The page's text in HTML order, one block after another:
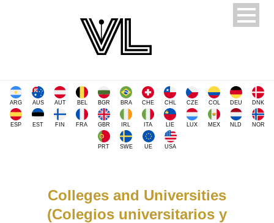
ARG AUS AUT BEL BGR BRA CHE CHL CZE COL DEU DNK
ESP EST FIN FRA GBR IRL ITA LIE LUX MEX NLD NOR
PRT SWE UE USA
Colleges and Universities
(Colegios universitarios y